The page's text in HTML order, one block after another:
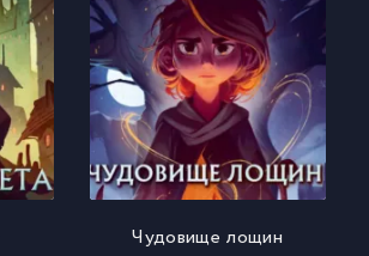
Чудовище лощин